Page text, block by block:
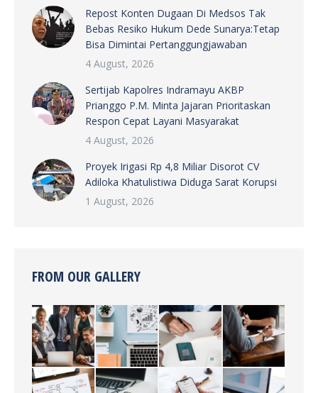
Repost Konten Dugaan Di Medsos Tak
Bebas Resiko Hukum Dede Sunarya:Tetap
Bisa Dimintai Pertanggungjawaban
4 August, 2026
Sertijab Kapolres Indramayu AKBP
Prianggo P.M. Minta Jajaran Prioritaskan
Respon Cepat Layani Masyarakat
4 August, 2026
Proyek Irigasi Rp 4,8 Miliar Disorot CV
Adiloka Khatulistiwa Diduga Sarat Korupsi
1 August, 2026
FROM OUR GALLERY